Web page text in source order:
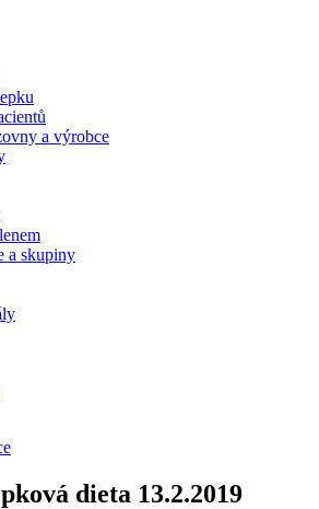
a výrobce
a skupiny
dieta 13.2.2019